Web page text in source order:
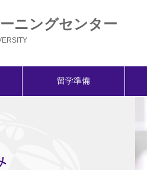
ニングセンター
留学準備